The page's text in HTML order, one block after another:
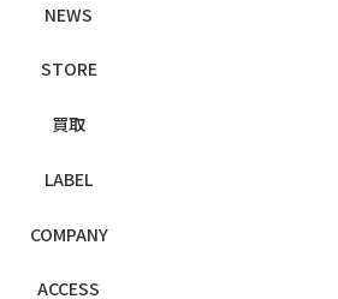
NEWS
STORE
買取
LABEL
COMPANY
ACCESS